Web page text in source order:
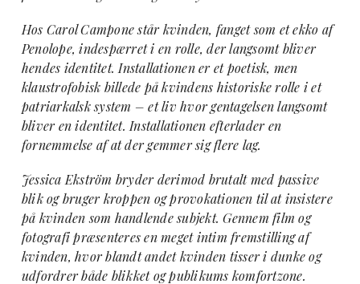
Hos Carol Campone står kvinden, fanget som et ekko af
Penolope, indespærret i en rolle, der langsomt bliver
hendes identitet. Installationen er et poetisk, men
klaustrofobisk billede på kvindens historiske rolle i et
patriarkalsk system – et liv hvor gentagelsen langsomt
bliver en identitet. Installationen efterlader en
fornemmelse af at der gemmer sig flere lag.
Jessica Ekström bryder derimod brutalt med passive
blik og bruger kroppen og provokationen til at insistere
på kvinden som handlende subjekt. Gennem film og
fotografi præsenteres en meget intim fremstilling af
kvinden, hvor blandt andet kvinden tisser i dunke og
udfordrer både blikket og publikums komfortzone.